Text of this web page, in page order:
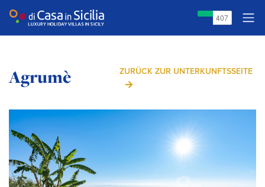
Agrumè ZURÜCK ZUR UNTERKUNFTSSEITE